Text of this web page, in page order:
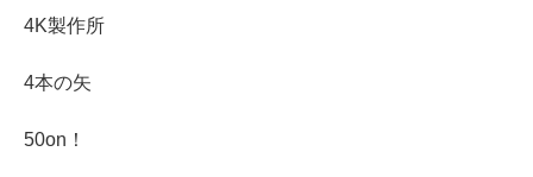
4K製作所
4本の矢
50on！